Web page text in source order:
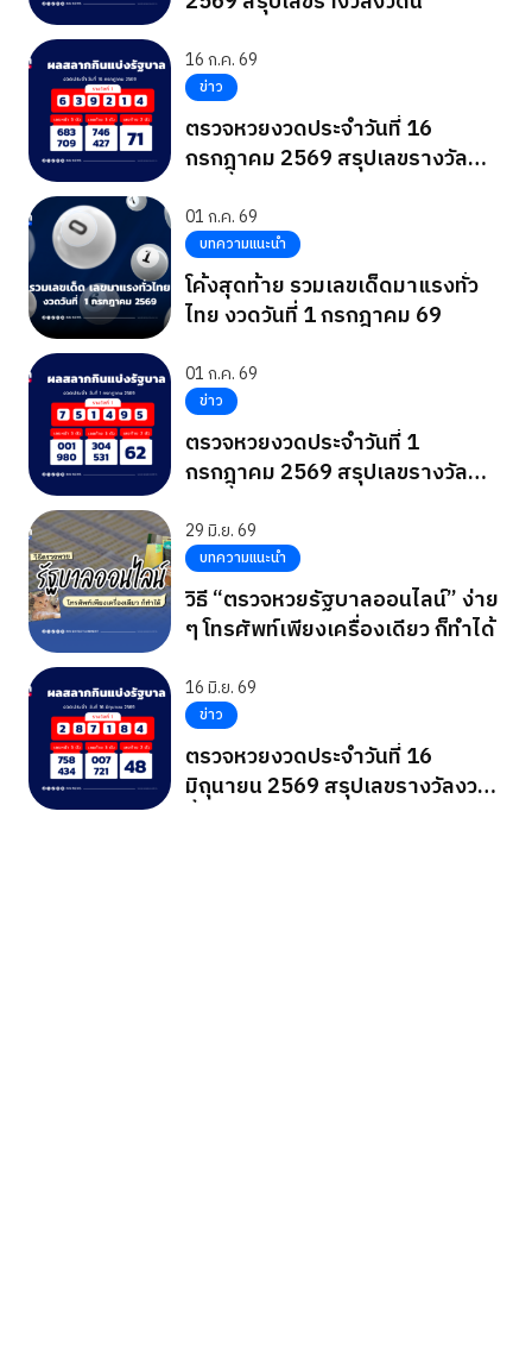
16 ก.ค. 69
ข่าว
ตรวจหวยงวดประจำวันที่ 16
กรกฎาคม 2569 สรุปเลขรางวัล
01 ก.ค. 69
บทความแนะนำ
โค้งสุดท้าย รวมเลขเด็ดมาแรงทั่ว
ไทย งวดวันที่ 1 กรกฎาคม 69
01 ก.ค. 69
ข่าว
ตรวจหวยงวดประจำวันที่ 1
กรกฎาคม 2569 สรุปเลขรางวัล
29 มิ.ย. 69
บทความแนะนำ
วิธี “ตรวจหวยรัฐบาลออนไลน์” ง่าย
ๆ โทรศัพท์เพียงเครื่องเดียว ก็ทำได้
16 มิ.ย. 69
ข่าว
ตรวจหวยงวดประจำวันที่ 16
มิถุนายน 2569 สรุปเลขรางวัลงวด